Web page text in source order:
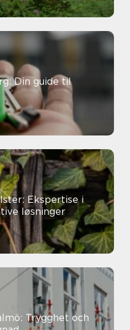
Din guide til
Ekspertise i
løsninger
Trygghet och